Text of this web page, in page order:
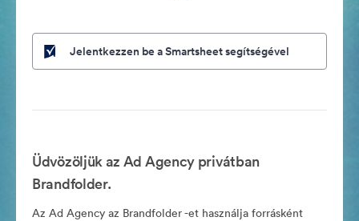
Jelentkezzen be a Smartsheet segítségével
Üdvözöljük az Ad Agency privátban
Brandfolder.
Az Ad Agency az Brandfolder -et használja forrásként